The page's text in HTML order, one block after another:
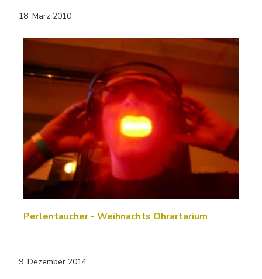
18. März 2010
Perlentaucher - Weihnachts Ohrartarium
9. Dezember 2014